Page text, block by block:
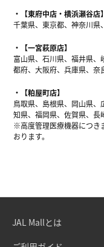
【東府中店・横浜瀬谷店】
千葉県、東京都、神奈川県
【一宮萩原店】
富山県、石川県、福井県
都府、大阪府、兵庫県、奈
【粕屋町店】
鳥取県、島根県、岡山県
知県、福岡県、佐賀県、
※高度管理医療機器につき
おります。
JAL Mallとは